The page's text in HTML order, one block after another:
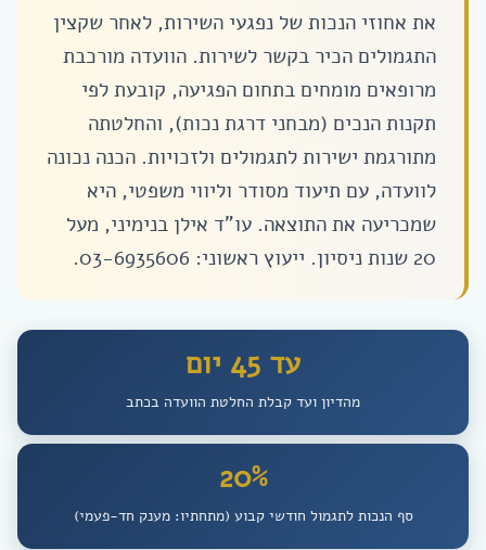
את אחוזי הנכות של נפגעי השירות, לאחר שקצין
התגמולים הכיר בקשר לשירות. הוועדה מורכבת
מרופאים מומחים בתחום הפגיעה, קובעת לפי
תקנות הנכים (מבחני דרגת נכות), והחלטתה
מתורגמת ישירות לתגמולים ולזכויות. הכנה נכונה
לוועדה, עם תיעוד מסודר וליווי משפטי, היא
שמכריעה את התוצאה. עו”ד אילן בנימיני, מעל
20 שנות ניסיון. ייעוץ ראשוני: 03-6935606.
עד 45 יום
מהדיון ועד קבלת החלטת הוועדה בכתב
20%
סף הנכות לתגמול חודשי קבוע (מתחתיו: מענק חד-פעמי)